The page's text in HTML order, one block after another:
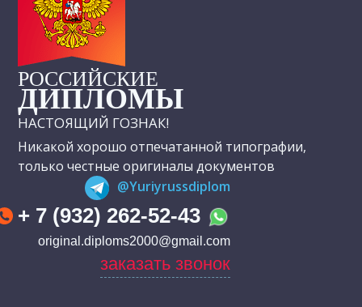
РОССИЙСКИЕ
ДИПЛОМЫ
НАСТОЯЩИЙ ГОЗНАК!
Никакой хорошо отпечатанной типографии,
только честные оригиналы документов
@Yuriyrussdiplom
+ 7 (932) 262-52-43
original.diploms2000@gmail.com
заказать звонок